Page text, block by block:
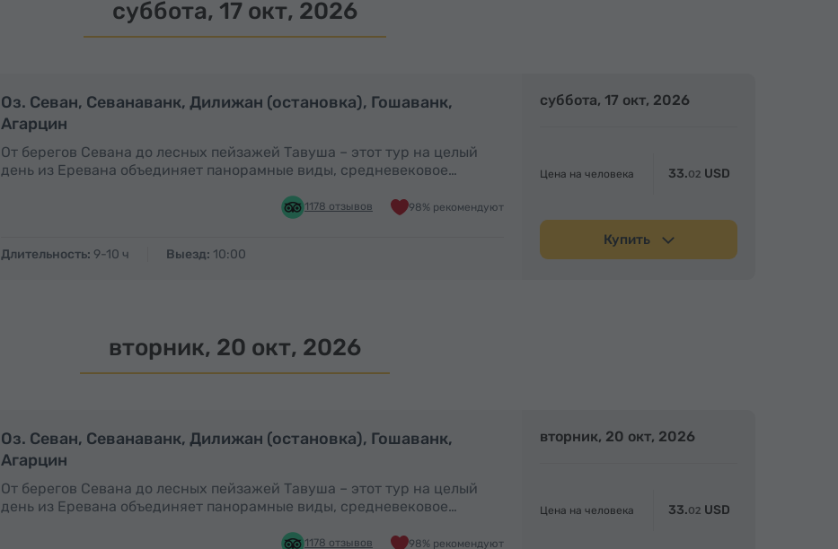
суббота, 17 окт, 2026
Полный день Полный день
Оз. Севан, Севанаванк, Дилижан (остановка), Гошаванк,
Агарцин
От берегов Севана до лесных пейзажей Тавуша – этот тур на целый
день из Еревана объединяет панорамные виды, средневековое…
1178 отзывов 98% рекомендуют
Длительность: 9-10 ч Выезд: 10:00
суббота, 17 окт, 2026
Цена на человека 33.02 USD
Купить
вторник, 20 окт, 2026
Полный день Полный день Полный день
Оз. Севан, Севанаванк, Дилижан (остановка), Гошаванк,
Агарцин
От берегов Севана до лесных пейзажей Тавуша – этот тур на целый
день из Еревана объединяет панорамные виды, средневековое…
1178 отзывов 98% рекомендуют
вторник, 20 окт, 2026
Цена на человека 33.02 USD